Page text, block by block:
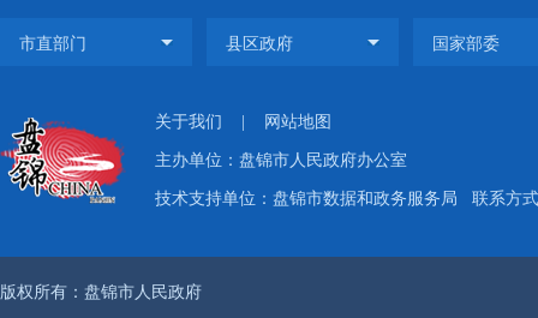
关于我们 网站地图
主办单位：盘锦市人民政府办公室
技术支持单位：盘锦市数据和政务服务局 联系方
版权所有：盘锦市人民政府